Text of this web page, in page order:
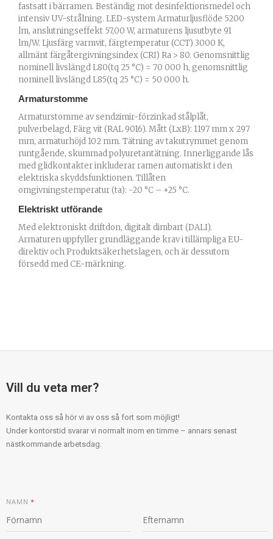
fastsatt i bärramen. Beständig mot desinfektionsmedel och
intensiv UV-strålning. LED-system Armaturljusflöde 5200
lm, anslutningseffekt 57,00 W, armaturens ljusutbyte 91
lm/W. Ljusfärg varmvit, färgtemperatur (CCT) 3000 K,
allmänt färgåtergivningsindex (CRI) Ra > 80. Genomsnittlig
nominell livslängd L80(tq 25 °C) = 70 000 h, genomsnittlig
nominell livslängd L85(tq 25 °C) = 50 000 h.
Armaturstomme
Armaturstomme av sendzimir-förzinkad stålplåt,
pulverbelagd, Färg vit (RAL 9016). Mått (LxB): 1197 mm x 297
mm, armaturhöjd 102 mm. Tätning av takutrymmet genom
runtgående, skummad polyuretantätning. Innerliggande lås
med glidkontakter inkluderar ramen automatiskt i den
elektriska skyddsfunktionen. Tillåten
omgivningstemperatur (ta): -20 °C – +25 °C.
Elektriskt utförande
Med elektroniskt driftdon, digitalt dimbart (DALI).
Armaturen uppfyller grundläggande krav i tillämpliga EU-
direktiv och Produktsäkerhetslagen, och är dessutom
försedd med CE-märkning.
Vill du veta mer?
Kontakta oss så hör vi av oss så fort som möjligt!
Under kontorstid svarar vi normalt inom en timme – annars senast
nästkommande arbetsdag.
NAMN*